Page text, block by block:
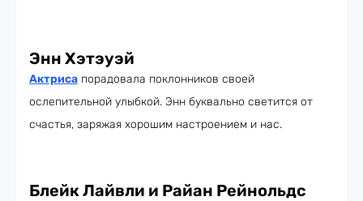
Энн Хэтэуэй
Актриса порадовала поклонников своей
ослепительной улыбкой. Энн буквально светится от
счастья, заряжая хорошим настроением и нас.
Блейк Лайвли и Райан Рейнольдс